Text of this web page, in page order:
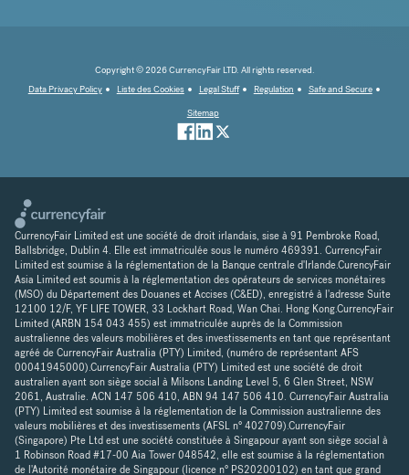
Copyright © 2026 CurrencyFair LTD. All rights reserved.
Data Privacy Policy
Liste des Cookies Legal Stuff Regulation
Safe and Secure
Sitemap
CurrencyFair Limited est une société de droit irlandais, sise à 91 Pembroke Road,
Ballsbridge, Dublin 4. Elle est immatriculée sous le numéro 469391. CurrencyFair
Limited est soumise à la réglementation de la Banque centrale d'Irlande.CurencyFair
Asia Limited est soumis à la réglementation des opérateurs de services monétaires
(MSO) du Département des Douanes et Accises (C&ED), enregistré à l'adresse Suite
12100 12/F, YF LIFE TOWER, 33 Lockhart Road, Wan Chai. Hong Kong.CurrencyFair
Limited (ARBN 154 043 455) est immatriculée auprès de la Commission
australienne des valeurs mobilières et des investissements en tant que représentant
agréé de CurrencyFair Australia (PTY) Limited, (numéro de représentant AFS
00041945000).CurrencyFair Australia (PTY) Limited est une société de droit
australien ayant son siège social à Milsons Landing Level 5, 6 Glen Street, NSW
2061, Australie. ACN 147 506 410, ABN 94 147 506 410. CurrencyFair Australia
(PTY) Limited est soumise à la réglementation de la Commission australienne des
valeurs mobilières et des investissements (AFSL n° 402709).CurrencyFair
(Singapore) Pte Ltd est une société constituée à Singapour ayant son siège social à
1 Robinson Road #17-00 Aia Tower 048542, elle est soumise à la réglementation
de l'Autorité monétaire de Singapour (licence n° PS20200102) en tant que grand